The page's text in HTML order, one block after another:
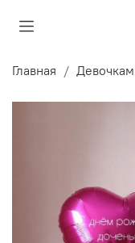
Главная Девочкам